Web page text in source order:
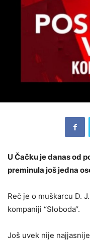
U Čačku je danas od
preminula još jedna
Reč je o muškarcu D.
kompaniji “Sloboda“.
Još uvek nije